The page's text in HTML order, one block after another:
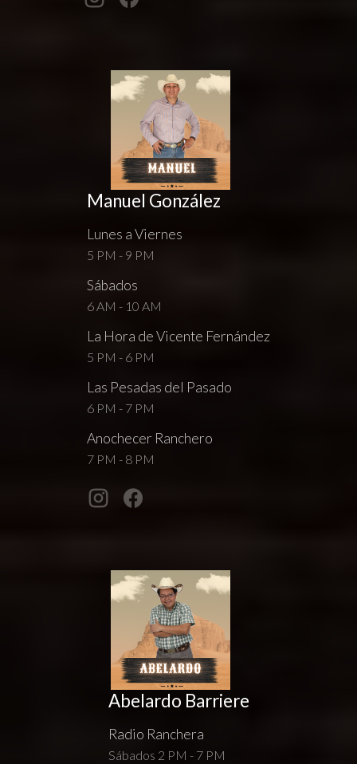
Manuel González
Lunes a Viernes
5 PM - 9 PM
Sábados
6 AM - 10 AM
La Hora de Vicente Fernández
5 PM - 6 PM
Las Pesadas del Pasado
6 PM - 7 PM
Anochecer Ranchero
7 PM - 8 PM
Abelardo Barriere
Radio Ranchera
Sábados 2 PM - 7 PM